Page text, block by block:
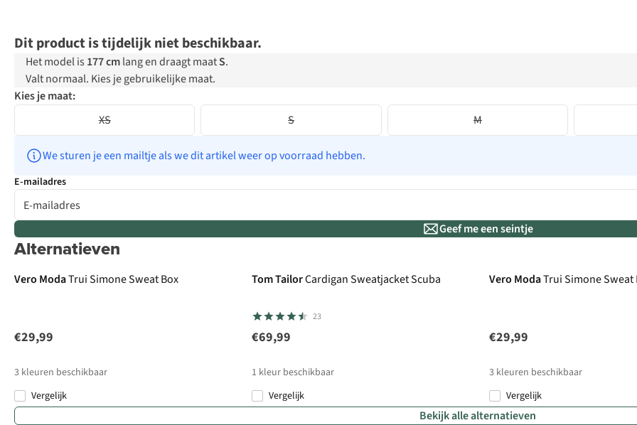
Dit product is tijdelijk niet beschikbaar.
Het model is 177 cmlang en draagt maatS.
Valt normaal. Kies je gebruikelijke maat.
Kies je maat:
XS
S M
We sturen je een mailtje als we dit artikel weer op voorraad hebben.
E-mailadres
Geef me een seintje
Alternatieven
New
Vero ModaTrui Simone Sweat Box
€29,99
3 kleuren beschikbaar
Vergelijk
Tom TailorCardigan Sweatjacket Scuba
23
€69,99
1 kleur beschikbaar
Vergelijk
Vero ModaTrui Simone Sweat
€29,99
3 kleuren beschikbaar
Vergelijk
Bekijk alle alternatieven